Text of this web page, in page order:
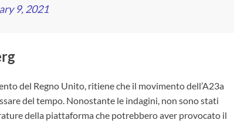
9, 2021
del Regno Unito, ritiene che il movimento dell’A23a
del tempo. Nonostante le indagini, non sono stati
della piattaforma che potrebbero aver provocato il